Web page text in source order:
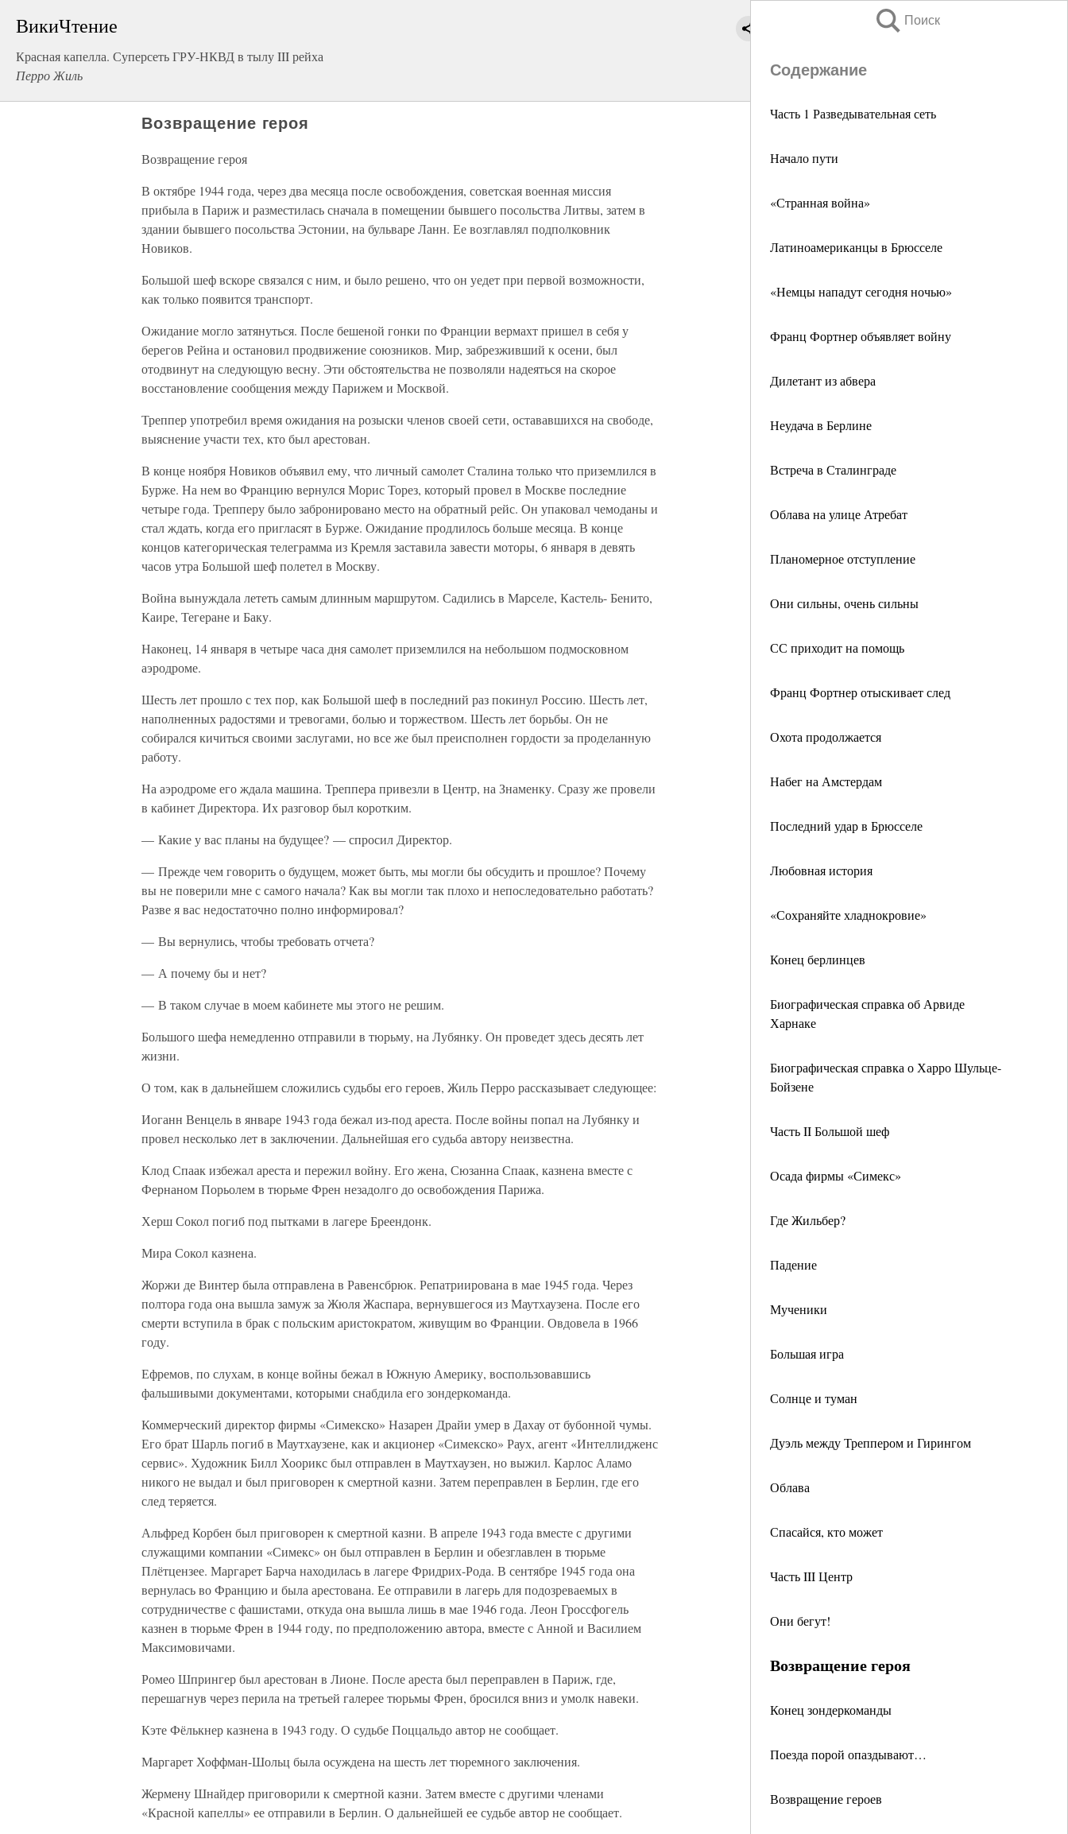
ВикиЧтение
Красная капелла. Суперсеть ГРУ-НКВД в тылу III рейха
Перро Жиль
Поиск
Содержание
Часть 1 Разведывательная сеть
Начало пути
«Странная война»
Латиноамериканцы в Брюсселе
«Немцы нападут сегодня ночью»
Франц Фортнер объявляет войну
Дилетант из абвера
Неудача в Берлине
Встреча в Сталинграде
Облава на улице Атребат
Планомерное отступление
Они сильны, очень сильны
СС приходит на помощь
Франц Фортнер отыскивает след
Охота продолжается
Набег на Амстердам
Последний удар в Брюсселе
Любовная история
«Сохраняйте хладнокровие»
Конец берлинцев
Биографическая справка об Арвиде
Харнаке
Биографическая справка о Харро Шульце-
Бойзене
Часть II Большой шеф
Осада фирмы «Симекс»
Где Жильбер?
Падение
Мученики
Большая игра
Солнце и туман
Дуэль между Треппером и Гирингом
Облава
Спасайся, кто может
Часть III Центр
Они бегут!
Возвращение героя
Конец зондеркоманды
Поезда порой опаздывают…
Возвращение героев
Возвращение героя
Возвращение героя
В октябре 1944 года, через два месяца после освобождения, советская военная миссия
прибыла в Париж и разместилась сначала в помещении бывшего посольства Литвы, затем в
здании бывшего посольства Эстонии, на бульваре Ланн. Ее возглавлял подполковник
Новиков.
Большой шеф вскоре связался с ним, и было решено, что он уедет при первой возможности,
как только появится транспорт.
Ожидание могло затянуться. После бешеной гонки по Франции вермахт пришел в себя у
берегов Рейна и остановил продвижение союзников. Мир, забрезживший к осени, был
отодвинут на следующую весну. Эти обстоятельства не позволяли надеяться на скорое
восстановление сообщения между Парижем и Москвой.
Треппер употребил время ожидания на розыски членов своей сети, остававшихся на свободе,
выяснение участи тех, кто был арестован.
В конце ноября Новиков объявил ему, что личный самолет Сталина только что приземлился в
Бурже. На нем во Францию вернулся Морис Торез, который провел в Москве последние
четыре года. Трепперу было забронировано место на обратный рейс. Он упаковал чемоданы и
стал ждать, когда его пригласят в Бурже. Ожидание продлилось больше месяца. В конце
концов категорическая телеграмма из Кремля заставила завести моторы, 6 января в девять
часов утра Большой шеф полетел в Москву.
Война вынуждала лететь самым длинным маршрутом. Садились в Марселе, Кастель- Бенито,
Каире, Тегеране и Баку.
Наконец, 14 января в четыре часа дня самолет приземлился на небольшом подмосковном
аэродроме.
Шесть лет прошло с тех пор, как Большой шеф в последний раз покинул Россию. Шесть лет,
наполненных радостями и тревогами, болью и торжеством. Шесть лет борьбы. Он не
собирался кичиться своими заслугами, но все же был преисполнен гордости за проделанную
работу.
На аэродроме его ждала машина. Треппера привезли в Центр, на Знаменку. Сразу же провели
в кабинет Директора. Их разговор был коротким.
— Какие у вас планы на будущее? — спросил Директор.
— Прежде чем говорить о будущем, может быть, мы могли бы обсудить и прошлое? Почему
вы не поверили мне с самого начала? Как вы могли так плохо и непоследовательно работать?
Разве я вас недостаточно полно информировал?
— Вы вернулись, чтобы требовать отчета?
— А почему бы и нет?
— В таком случае в моем кабинете мы этого не решим.
Большого шефа немедленно отправили в тюрьму, на Лубянку. Он проведет здесь десять лет
жизни.
О том, как в дальнейшем сложились судьбы его героев, Жиль Перро рассказывает следующее:
Иоганн Венцель в январе 1943 года бежал из-под ареста. После войны попал на Лубянку и
провел несколько лет в заключении. Дальнейшая его судьба автору неизвестна.
Клод Спаак избежал ареста и пережил войну. Его жена, Сюзанна Спаак, казнена вместе с
Фернаном Порьолем в тюрьме Френ незадолго до освобождения Парижа.
Херш Сокол погиб под пытками в лагере Бреендонк.
Мира Сокол казнена.
Жоржи де Винтер была отправлена в Равенсбрюк. Репатриирована в мае 1945 года. Через
полтора года она вышла замуж за Жюля Жаспара, вернувшегося из Маутхаузена. После его
смерти вступила в брак с польским аристократом, живущим во Франции. Овдовела в 1966
году.
Ефремов, по слухам, в конце войны бежал в Южную Америку, воспользовавшись
фальшивыми документами, которыми снабдила его зондеркоманда.
Коммерческий директор фирмы «Симекско» Назарен Драйи умер в Дахау от бубонной чумы.
Его брат Шарль погиб в Маутхаузене, как и акционер «Симекско» Раух, агент «Интеллидженс
сервис». Художник Билл Хоорикс был отправлен в Маутхаузен, но выжил. Карлос Аламо
никого не выдал и был приговорен к смертной казни. Затем переправлен в Берлин, где его
след теряется.
Альфред Корбен был приговорен к смертной казни. В апреле 1943 года вместе с другими
служащими компании «Симекс» он был отправлен в Берлин и обезглавлен в тюрьме
Плётцензее. Маргарет Барча находилась в лагере Фридрих-Рода. В сентябре 1945 года она
вернулась во Францию и была арестована. Ее отправили в лагерь для подозреваемых в
сотрудничестве с фашистами, откуда она вышла лишь в мае 1946 года. Леон Гроссфогель
казнен в тюрьме Френ в 1944 году, по предположению автора, вместе с Анной и Василием
Максимовичами.
Ромео Шпрингер был арестован в Лионе. После ареста был переправлен в Париж, где,
перешагнув через перила на третьей галерее тюрьмы Френ, бросился вниз и умолк навеки.
Кэте Фёлькнер казнена в 1943 году. О судьбе Поццальдо автор не сообщает.
Маргарет Хоффман-Шольц была осуждена на шесть лет тюремного заключения.
Жермену Шнайдер приговорили к смертной казни. Затем вместе с другими членами
«Красной капеллы» ее отправили в Берлин. О дальнейшей ее судьбе автор не сообщает.